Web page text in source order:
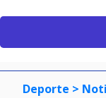
Deporte >